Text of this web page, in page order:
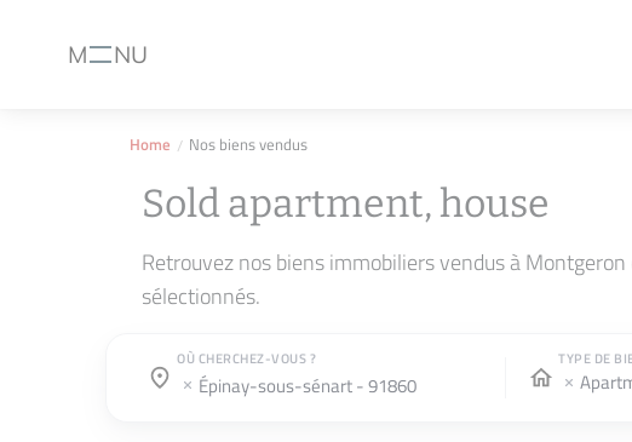
M
Menu
NU
Home Nos biens vendus
Sold apartment, house
Retrouvez nos biens immobiliers vendus à
sélectionnés.
OÙ CHERCHEZ-VOUS ?
Town / county :
épinay-sous-sénart - 91860
Town / county :
TYPE DE